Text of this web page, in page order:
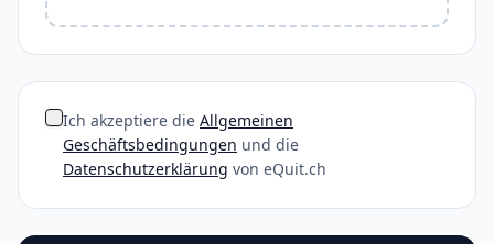
Ich akzeptiere die Allgemeinen
Geschäftsbedingungen und die
Datenschutzerklärung von eQuit.ch